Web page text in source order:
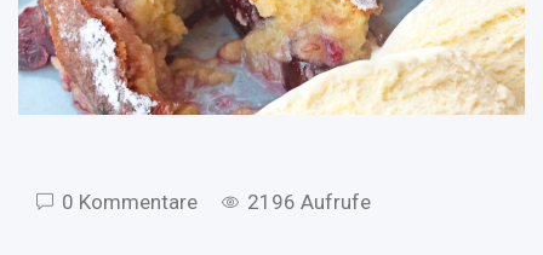
0 Kommentare 2196 Aufrufe